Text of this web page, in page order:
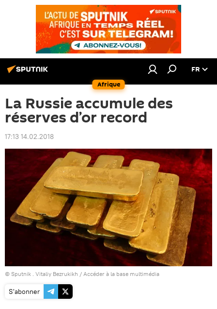
Afrique
FR
La Russie accumule des
réserves d’or record
17:13 14.02.2018
© Sputnik . Vitaliy Bezrukikh / Accéder à la base multimédia
S'abonner